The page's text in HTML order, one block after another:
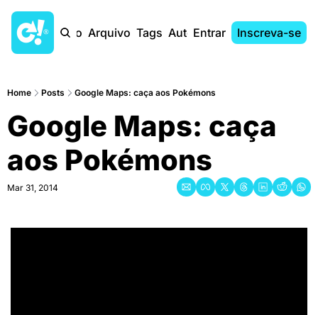
Início Arquivo Tags AutoresEntrar Inscreva-se
Home Posts Google Maps: caça aos Pokémons
Google Maps: caça
aos Pokémons
Mar 31, 2014